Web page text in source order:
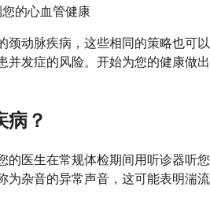
的心血管健康
颈动脉疾病，这些相同的策略也可以
并发症的风险。开始为您的健康做出
病？
的医生在常规体检期间用听诊器听您
为杂音的异常声音，这可能表明湍流